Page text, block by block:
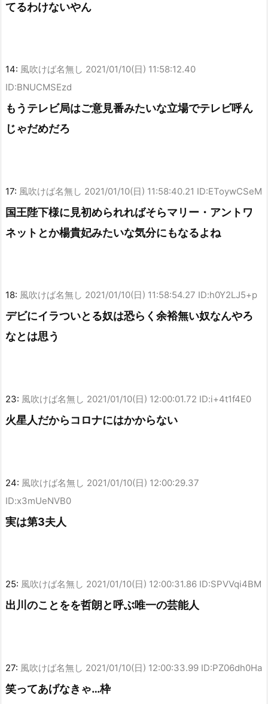
てるわけないやん
14: 風吹けば名無し 2021/01/10(日) 11:58:12.40
ID:BNUCMSEzd
もうテレビ局はご意見番みたいな立場でテレビ呼ん
じゃだめだろ
17: 風吹けば名無し 2021/01/10(日) 11:58:40.21 ID:EToywCSeM
国王陛下様に見初められればそらマリー・アントワ
ネットとか楊貴妃みたいな気分にもなるよね
18: 風吹けば名無し 2021/01/10(日) 11:58:54.27 ID:h0Y2LJ5+p
デビにイラついとる奴は恐らく余裕無い奴なんやろ
なとは思う
23: 風吹けば名無し 2021/01/10(日) 12:00:01.72 ID:i+4t1f4E0
火星人だからコロナにはかからない
24: 風吹けば名無し 2021/01/10(日) 12:00:29.37
ID:x3mUeNVB0
実は第3夫人
25: 風吹けば名無し 2021/01/10(日) 12:00:31.86 ID:SPVVqi4BM
出川のことをを哲朗と呼ぶ唯一の芸能人
27: 風吹けば名無し 2021/01/10(日) 12:00:33.99 ID:PZ06dh0Ha
笑ってあげなきゃ…枠